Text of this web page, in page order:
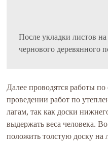
После укладки листов
чернового деревянного
Далее проводятся работы
проведении работ по
лагам, так как доски
выдержать веса человека.
положить толстую доску на